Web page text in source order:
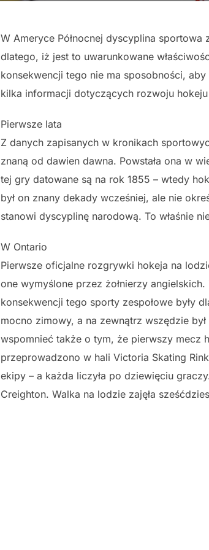
W Ameryce Północnej dyscyplina
dlatego, iż jest to uwarunkowane
konsekwencji tego nie ma sposobności,
kilka informacji dotyczących rozwoju
Pierwsze lata
Z danych zapisanych w kronikach
znaną od dawien dawna. Powstała ona w
tej gry datowane są na rok 1855 – wtedy
był on znany dekady wcześniej, ale nie
stanowi dyscyplinę narodową. To właśnie
W Ontario
Pierwsze oficjalne rozgrywki hokeja na
one wymyślone przez żołnierzy
konsekwencji tego sporty zespołowe były
mocno zimowy, a na zewnątrz wszędzie
wspomnieć także o tym, że pierwszy mecz
przeprowadzono w hali Victoria Skating
ekipy – a każda liczyła po dziewięciu
Creighton. Walka na lodzie zajęła